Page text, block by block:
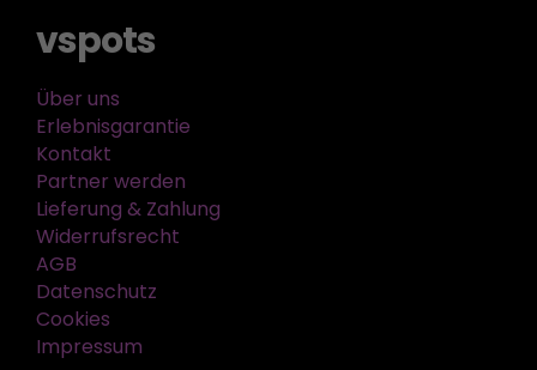
vspots
Über uns
Erlebnisgarantie
Kontakt
Partner werden
Lieferung & Zahlung
Widerrufsrecht
AGB
Datenschutz
Cookies
Impressum